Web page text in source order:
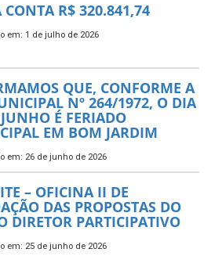
CONTA R$ 320.841,74
em: 1 de julho de 2026
QUE, CONFORME A
Nº 264/1972, O DIA
É FERIADO
EM BOM JARDIM
em: 26 de junho de 2026
– OFICINA II DE
DAS PROPOSTAS DO
DIRETOR PARTICIPATIVO
em: 25 de junho de 2026